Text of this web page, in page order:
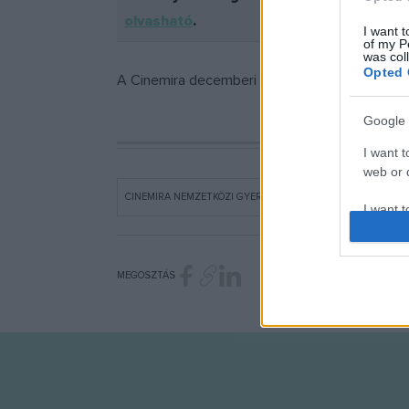
I want
of my
was
Opted
Google
I want
web or
I want
web or
olvasható.
A Cinemira decemberi online
CINEMIRA NEMZETKÖZI GYEREKFILM FESZTIVÁL
MEGOSZTÁS